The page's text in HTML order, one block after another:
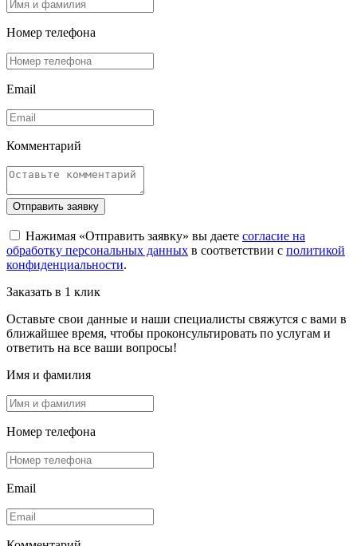
Номер телефона
Email
Комментарий
Отправить заявку
Нажимая «Отправить заявку» вы даете согласие на
обработку персональных данных в соответствии с политикой
конфиденциальности.
Заказать в 1 клик
Оставьте свои данные и наши специалисты свяжутся с вами в
ближайшее время, чтобы проконсультировать по услугам и
ответить на все ваши вопросы!
Имя и фамилия
Номер телефона
Email